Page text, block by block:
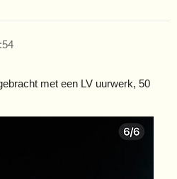
met een LV uurwerk, 50